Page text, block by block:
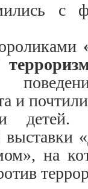
с
и
детей.
на